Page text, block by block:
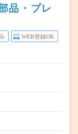
品・プレ
WEB登録OK